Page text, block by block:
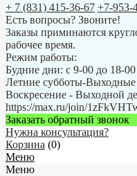
+ 7 (831) 415-36-67 +7-953-
Есть вопросы? Звоните!
Заказы приминаются
рабочее время.
Режим работы:
Будние дни: с 9-00 до 18-00
Летние субботы-
Воскресение - Выходной
https://max.ru/join/
Заказать обратный звонок
Нужна консультация?
Корзина (0)
Меню
Меню